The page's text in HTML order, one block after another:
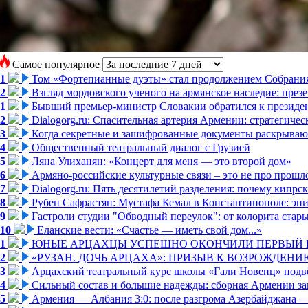
Самое популярное
1
Том «Фортепианные дуэты» стал продолжением
2
Взгляд мордовского ученого на армянское наследие:
1
Бывший премьер-министр Словакии обратился к
2
Dialogorg.ru: Спасительная артерия Армении:
3
Когда секретные и зашифрованные документы
4
Общественный театральный диалог с Грузией
5
Ляна Улиханян: «Концерт для меня — это второй дом»
6
Армяно-российские культурные связи – это не про
7
Dialogorg.ru: Пять десятилетий разделения: почему
8
Рубен Сафрастян: Мустафа Кемал в Константинополе:
9
Гастроли студии "Обводный переулок": от колорита
10
Еланские вести: «Счастье — иметь свой дом...»
1
ЮНЫЕ АРЦАХЦЫ УСПЕШНО ОКОНЧИЛИ ПЕРВЫЙ
2
«РУЗАН. ДОЧЬ АРЦАХА»: ПРИЗЫВ К
3
Арцахский театральный курс школы «Гали Новенц»
4
Сильный состав и большие надежды: сборная Армении
5
Армения — Албания 3:0: после разгрома Азербайджана